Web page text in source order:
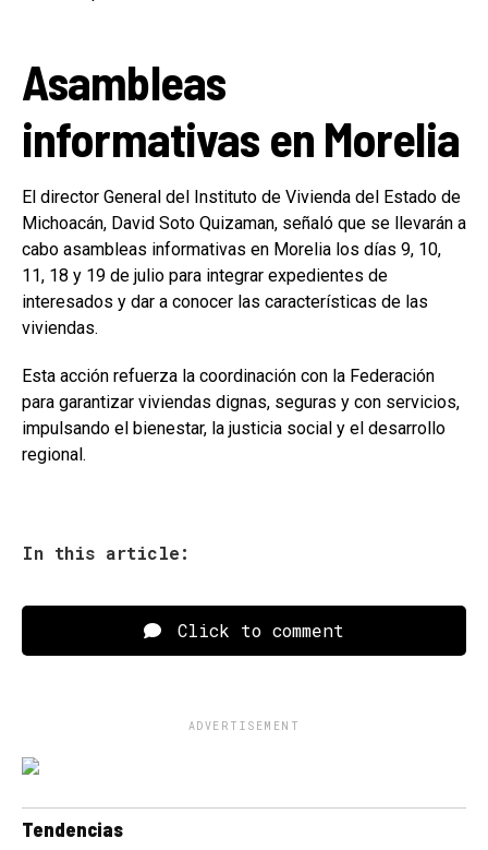
Asambleas
informativas en Morelia
El director General del Instituto de Vivienda del Estado de
Michoacán, David Soto Quizaman, señaló que se llevarán a
cabo asambleas informativas en Morelia los días 9, 10,
11, 18 y 19 de julio para integrar expedientes de
interesados y dar a conocer las características de las
viviendas.
Esta acción refuerza la coordinación con la Federación
para garantizar viviendas dignas, seguras y con servicios,
impulsando el bienestar, la justicia social y el desarrollo
regional.
In this article:
Click to comment
ADVERTISEMENT
Tendencias